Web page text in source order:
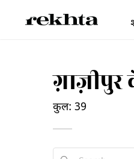
कुल: 39